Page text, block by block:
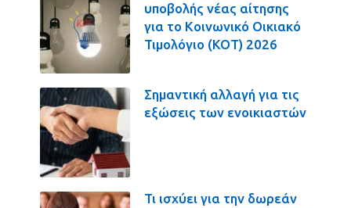
υποβολής νέας αίτησης
για το Κοινωνικό Οικιακό
Τιμολόγιο (ΚΟΤ) 2026
Σημαντική αλλαγή για τις
εξώσεις των ενοικιαστών
Τι ισχύει για την δωρεάν